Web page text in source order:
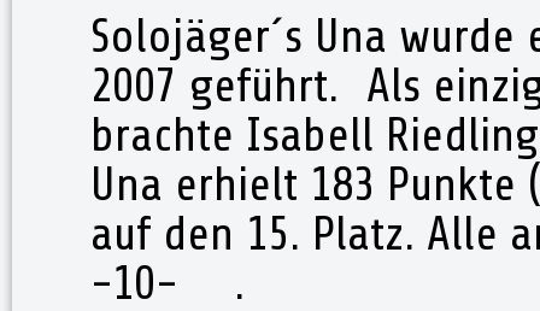
Solojäger´s Una
2007 geführt. Als
brachte Isabell
Una erhielt 183 Punkte
auf den 15. Platz. Alle
-10- .